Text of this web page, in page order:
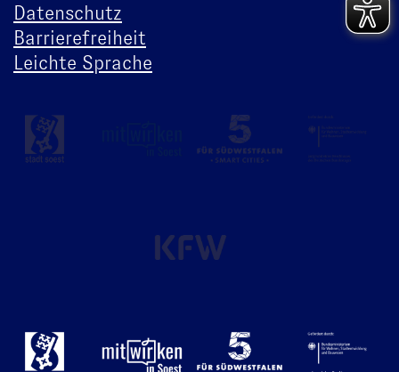
Datenschutz
Barrierefreiheit
Leichte Sprache